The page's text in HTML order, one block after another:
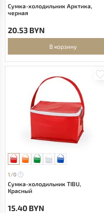
Сумка-холодильник Арктика,
черная
20.53 BYN
В корзину
1/0
Сумка-холодильник TIBU,
Красный
15.40 BYN